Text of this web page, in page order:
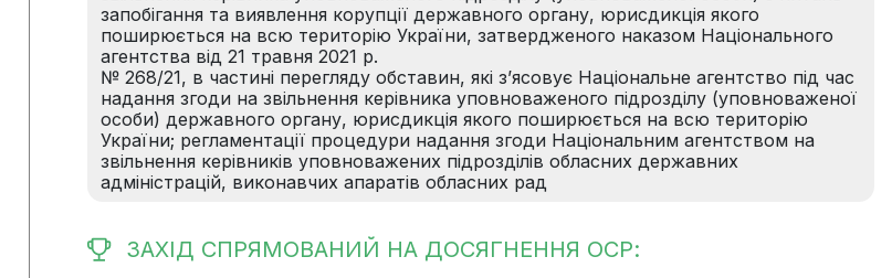
запобігання та виявлення корупції державного органу, юрисдикція якого
поширюється на всю територію України, затвердженого наказом Національного
агентства від 21 травня 2021 р.
№ 268/21, в частині перегляду обставин, які з’ясовує Національне агентство під час
надання згоди на звільнення керівника уповноваженого підрозділу (уповноваженої
особи) державного органу, юрисдикція якого поширюється на всю територію
України; регламентації процедури надання згоди Національним агентством на
звільнення керівників уповноважених підрозділів обласних державних
адміністрацій, виконавчих апаратів обласних рад
ЗАХІД СПРЯМОВАНИЙ НА ДОСЯГНЕННЯ ОСР: